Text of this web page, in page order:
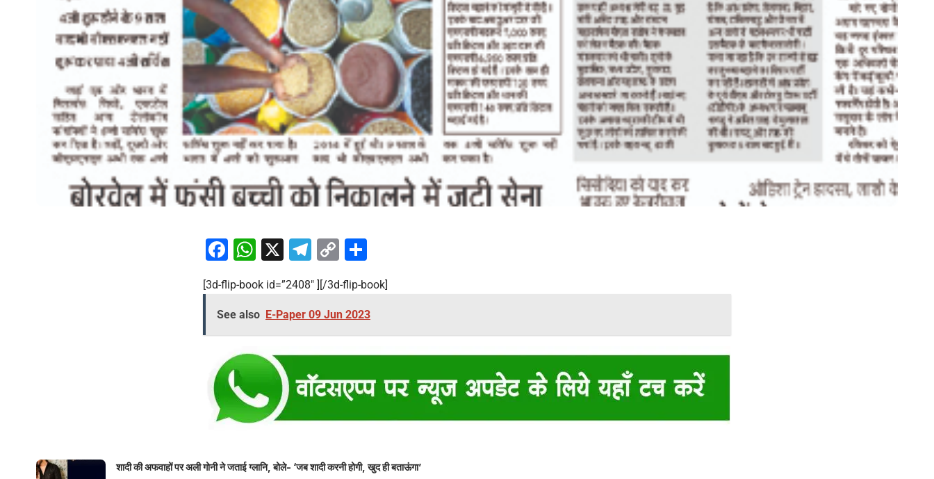
Facebook
WhatsApp
X Telegram
Copy
[3d-flip-book id=”2408″ ][/3d-flip-book]
See also E-Paper 09 Jun 2023
शादी की अफवाहों पर अली गोनी ने जताई ग्लानि, बोले- ‘जब शादी करनी होगी, खुद ही बताऊंगा’